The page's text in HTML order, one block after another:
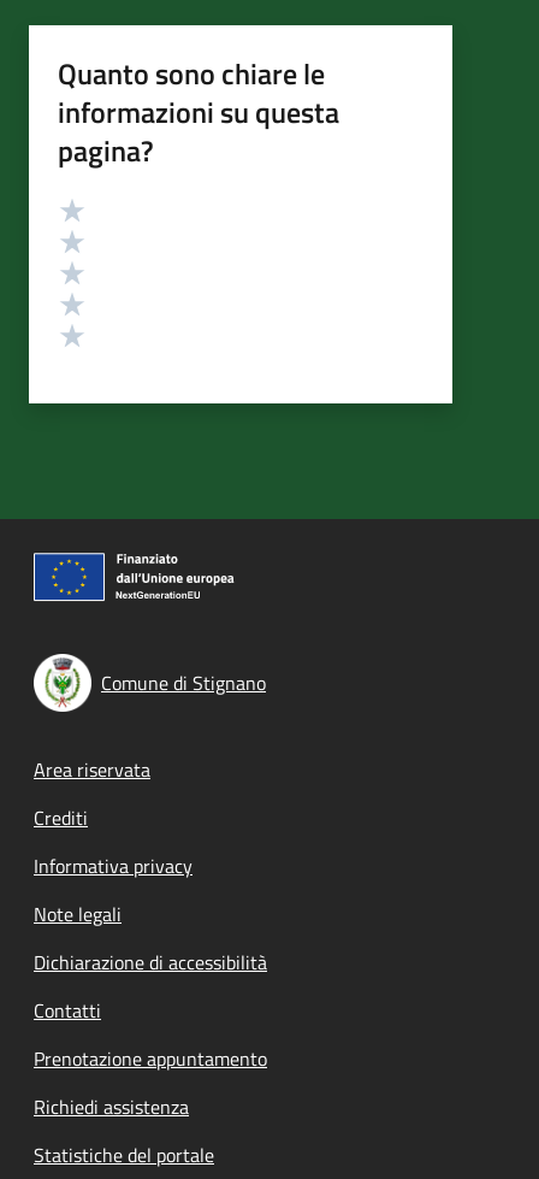
Quanto sono chiare le
informazioni su questa
pagina?
Valutazione
Comune di Stignano
Footer menu
Area riservata
Crediti
Informativa privacy
Note legali
Dichiarazione di accessibilità
Contatti
Prenotazione appuntamento
Richiedi assistenza
Statistiche del portale